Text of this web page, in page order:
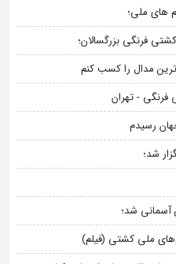
فرنگی بزرگسالان؛
مدال را کسب کنم
فرنگی - تهران
رسیدم
شد؛
آسمانی شد؛
ملی کشتی (فیلم)